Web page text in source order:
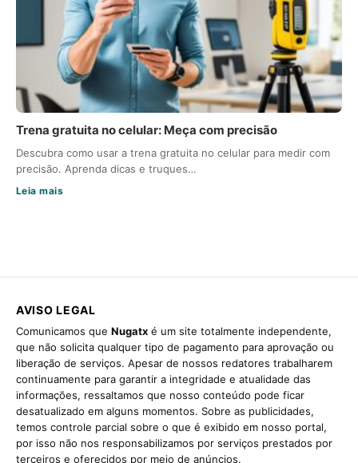
Trena gratuita no celular: Meça com precisão
Descubra como usar a trena gratuita no celular para medir com
precisão. Aprenda dicas e truques…
Leia mais
AVISO LEGAL
Comunicamos que Nugatx é um site totalmente independente,
que não solicita qualquer tipo de pagamento para aprovação ou
liberação de serviços. Apesar de nossos redatores trabalharem
continuamente para garantir a integridade e atualidade das
informações, ressaltamos que nosso conteúdo pode ficar
desatualizado em alguns momentos. Sobre as publicidades,
temos controle parcial sobre o que é exibido em nosso portal,
por isso não nos responsabilizamos por serviços prestados por
terceiros e oferecidos por meio de anúncios.